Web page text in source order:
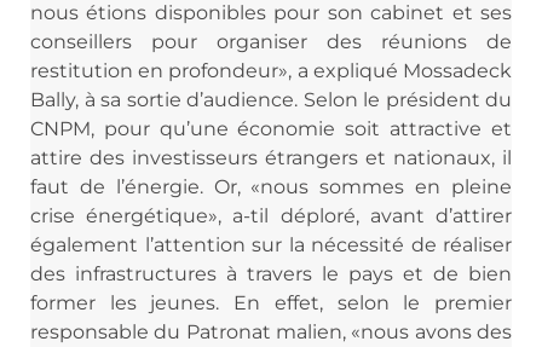
nous étions disponibles pour son cabinet et ses
conseillers pour organiser des réunions de
restitution en profondeur», a expliqué Mossadeck
Bally, à sa sortie d’audience. Selon le président du
CNPM, pour qu’une économie soit attractive et
attire des investisseurs étrangers et nationaux, il
faut de l’énergie. Or, «nous sommes en pleine
crise énergétique», a-til déploré, avant d’attirer
également l’attention sur la nécessité de réaliser
des infrastructures à travers le pays et de bien
former les jeunes. En effet, selon le premier
responsable du Patronat malien, «nous avons des